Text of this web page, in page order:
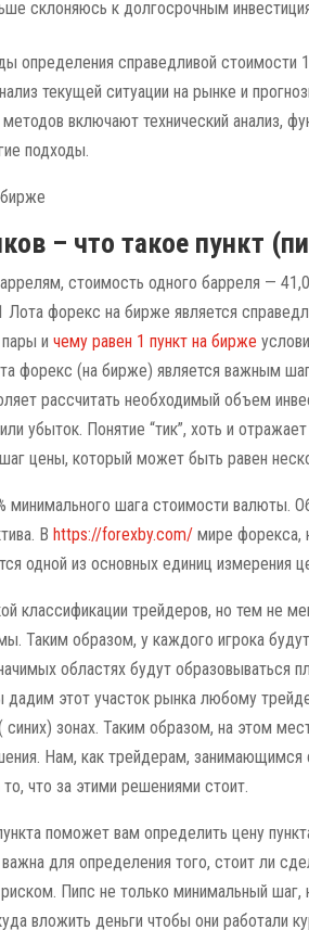
склоняюсь к долгосрочным
определения справедливой стоимости
текущей ситуации на рынке и
включают технический анализ,
подходы.
– что такое пункт
стоимость одного барреля —
Лота форекс на бирже является
и чему равен 1 пункт на бирже
форекс (на бирже) является важным
рассчитать необходимый объем
убыток. Понятие “тик”, хоть и
цены, который может быть равен
минимального шага стоимости валюты.
В https://forexby.com/ мире форекса,
одной из основных единиц измерения
классификации трейдеров, но тем не
Таким образом, у каждого игрока
областях будут образовываться
дадим этот участок рынка любому
зонах. Таким образом, на этом
Нам, как трейдерам, занимающимся
что за этими решениями стоит.
поможет вам определить цену
для определения того, стоит ли
риском. Пипс не только минимальный
вложить деньги чтобы они работали